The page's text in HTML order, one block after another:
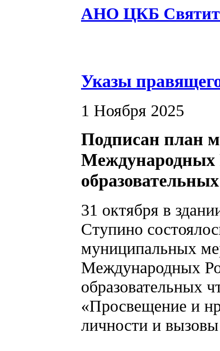
АНО ЦКБ
Указы
1 Ноября 2025
Подписан план
Международных
31 октября в
Ступино
муниципальных
Международных
образовательных
«Просвещение и
личности и